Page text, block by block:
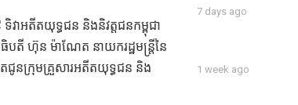
ាអតីតយុទ្ធជន និងនិវត្តជនកម្ពុជា
តី ហ៊ុន ម៉ាណែត នាយករដ្ឋមន្ត្រីនៃ
តជូនក្រុមគ្រួសារអតីតយុទ្ធជន និង
7 days ago
1 week ago